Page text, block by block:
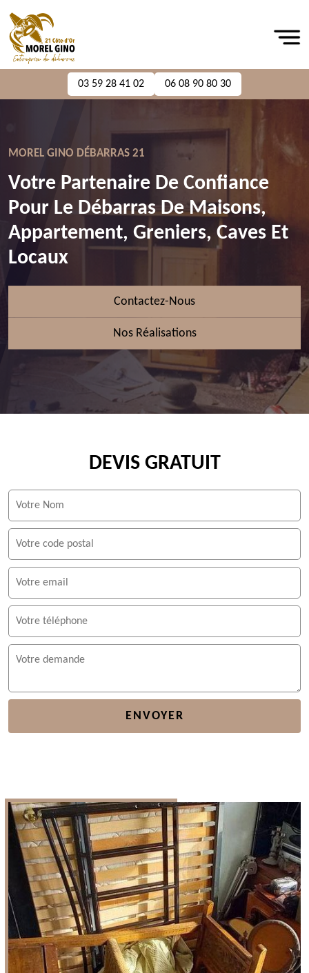
03 59 28 41 02 06 08 90 80 30
MOREL GINO DÉBARRAS 21
Votre Partenaire De Confiance
Pour Le Débarras De Maisons,
Appartement, Greniers, Caves Et
Locaux
Contactez-Nous
Nos Réalisations
DEVIS GRATUIT